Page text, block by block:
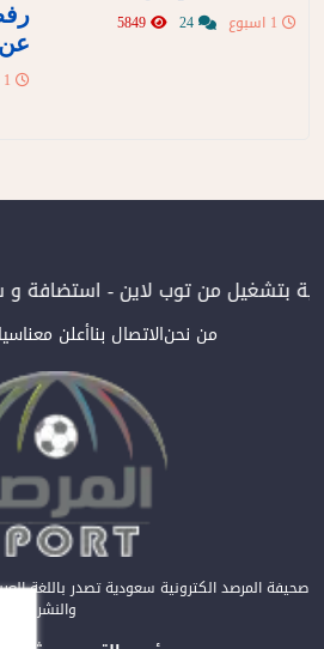
عن
بتشغيل من توب لاين - استضافة
من نحنالاتصال بناأعلن معنا
صحيفة المرصد الكترونية سعودية تصدر باللغة
والنشر